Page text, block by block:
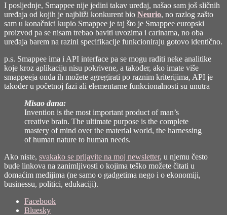
I posljednje, Smappee nije jedini takav uređaj, našao sam još sličnih
uređaja od kojih je najbliži konkurent bio Neurio, no razlog zašto
sam u konačnici kupio Smappee je taj što je Smappee europski
proizvod pa se nisam trebao baviti uvozima i carinama, no oba
uređaja barem na razini specifikacije funkcioniraju gotovo identično.
p.s. Smappee ima i API interface pa se mogu raditi neke analitike
koje kroz aplikaciju nisu pokrivene, a također, ako imate više
smappeeja onda ih možete agregirati po raznim kriterijima, API je
također u početnoj fazi ali elementarne funkcionalnosti su unutra
Misao dana:
Invention is the most important product of man’s
creative brain. The ultimate purpose is the complete
mastery of mind over the material world, the harnessing
of human nature to human needs.
Ako niste, svakako se prijavite na moj newsletter, u njemu često
bude linkova na zanimljivosti o kojima teško možete čitati u
domaćim medijima (ne samo o gadgetima nego i o ekonomiji,
businessu, politici, edukaciji).
Share
Facebook
Bluesky